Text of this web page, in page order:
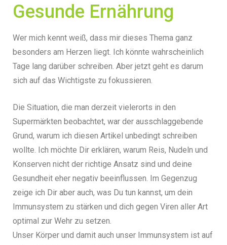
Gesunde Ernährung
Wer mich kennt weiß, dass mir dieses Thema ganz
besonders am Herzen liegt. Ich könnte wahrscheinlich
Tage lang darüber schreiben. Aber jetzt geht es darum
sich auf das Wichtigste zu fokussieren.
Die Situation, die man derzeit vielerorts in den
Supermärkten beobachtet, war der ausschlaggebende
Grund, warum ich diesen Artikel unbedingt schreiben
wollte. Ich möchte Dir erklären, warum Reis, Nudeln und
Konserven nicht der richtige Ansatz sind und deine
Gesundheit eher negativ beeinflussen. Im Gegenzug
zeige ich Dir aber auch, was Du tun kannst, um dein
Immunsystem zu stärken und dich gegen Viren aller Art
optimal zur Wehr zu setzen.
Unser Körper und damit auch unser Immunsystem ist auf